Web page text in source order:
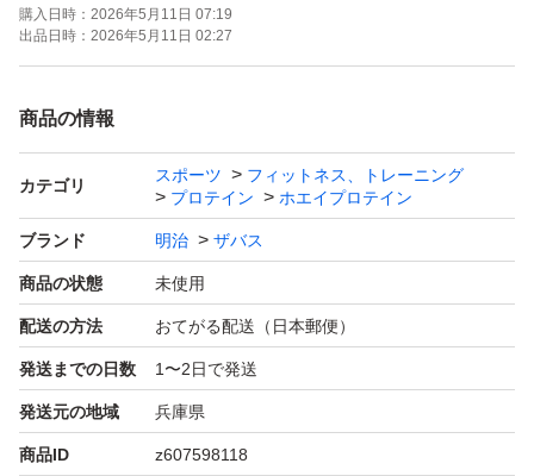
購入日時： 2026年5月11日 07:19
出品日時： 2026年5月11日 02:27
商品の情報
カテゴリ
スポーツ
フィットネス、トレーニング
プロテイン
ホエイプロテイン
ブランド 明治 ザバス
商品の状態 未使用
配送の方法 おてがる配送（日本郵便）
発送までの日数 1〜2日で発送
発送元の地域 兵庫県
商品ID z607598118